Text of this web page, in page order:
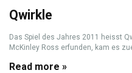
Qwirkle
Das Spiel des Jahres 2011 heisst
McKinley Ross erfunden, kam es
Read more »